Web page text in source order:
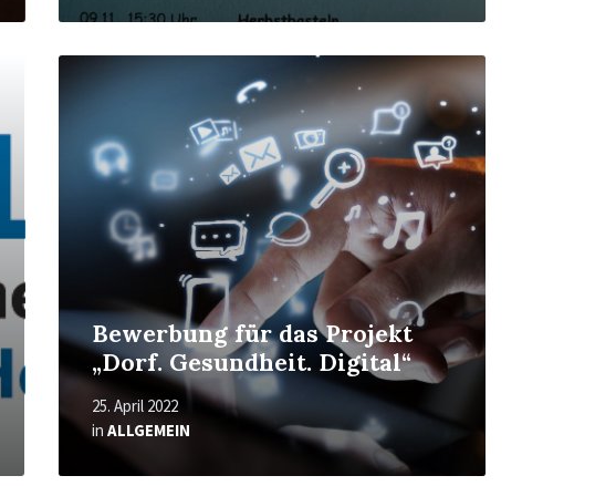
Bewerbung für das Projekt
„Dorf. Gesundheit. Digital“
25. April 2022
in ALLGEMEIN
Mehr